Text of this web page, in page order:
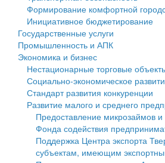
Государственные услуги
Промышленность и АПК
Экономика и бизнес
Символика
Устав
Гостям округа
Туризм
Культура
Образование
муниципального округа Тверской
Администрация Кашинского
Тверской области
Управление сельскими
Открытые данные
Работа с обращениями граждан
Финансовое управление
Бюджет для граждан
Имущество
Выявление правообладателей
объектов недвижимости
Имущественная поддержка
Формирование комфортной
Инициативное бюджетирование
Государственные услуги
Промышленность и АПК
Экономика и бизнес
Нестационарные торговые
Социально-экономическое
Стандарт развития конкуренции
Развитие малого и среднего
Предоставление микрозаймов и
Фонда содействия
Поддержка Центра экспорта
субъектам, имеющим